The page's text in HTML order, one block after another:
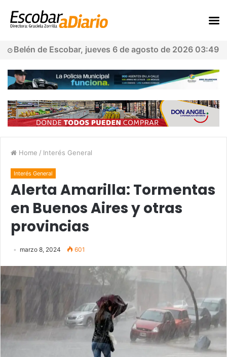
Belén de Escobar, jueves 6 de agosto de 2026 03:49
Home / Interés General
Interés General
Alerta Amarilla: Tormentas
en Buenos Aires y otras
provincias
marzo 8, 2024 601